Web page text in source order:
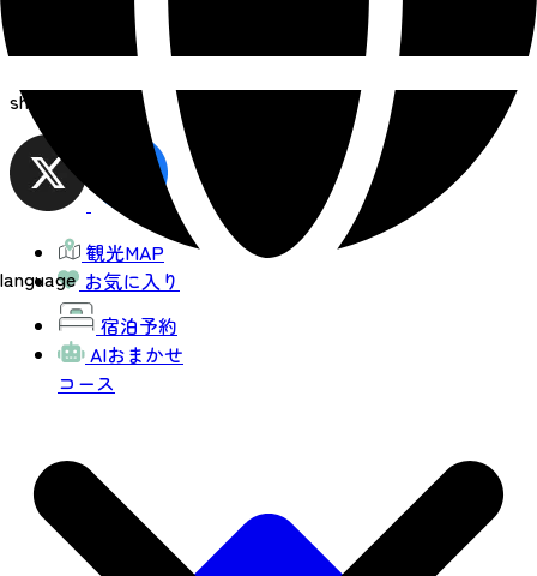
language
share
観光MAP
お気に入り
宿泊予約
AIおまかせ
コース